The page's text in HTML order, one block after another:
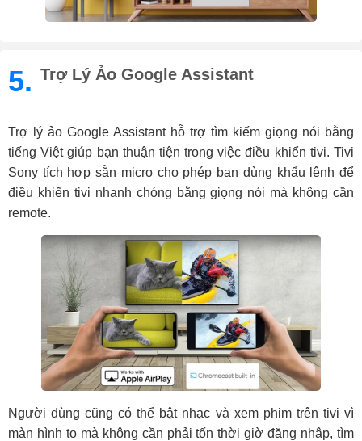
5. Trợ Lý Ảo Google Assistant
Trợ lý ảo Google Assistant hỗ trợ tìm kiếm giọng nói bằng
tiếng Việt giúp bạn thuận tiện trong việc điều khiển tivi. Tivi
Sony tích hợp sẵn micro cho phép bạn dùng khẩu lệnh để
điều khiển tivi nhanh chóng bằng giọng nói mà không cần
remote.
Người dùng cũng có thể bật nhạc và xem phim trên tivi vì
màn hình to mà không cần phải tốn thời giờ đăng nhập, tìm